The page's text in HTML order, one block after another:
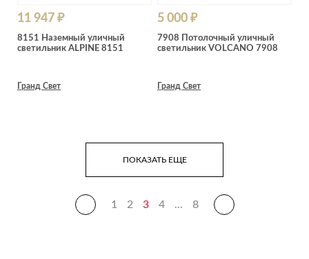
11 947 ₽
8151 Наземный уличный
светильник ALPINE 8151
Гранд Свет
5 000 ₽
7908 Потолочный уличный
светильник VOLCANO 7908
Гранд Свет
ПОКАЗАТЬ ЕЩЕ
1 2 3 4 ... 8